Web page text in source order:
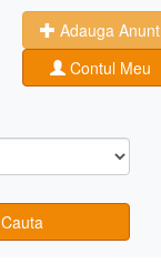
Adauga Anunt
Contul Meu
Cauta